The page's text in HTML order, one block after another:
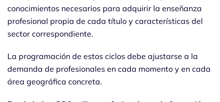
conocimientos necesarios para adquirir la enseñanza
profesional propia de cada título y características del
sector correspondiente.
La programación de estos ciclos debe ajustarse a la
demanda de profesionales en cada momento y en cada
área geográfica concreta.